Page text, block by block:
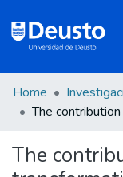
DeustoTeka
Communities
Home
The